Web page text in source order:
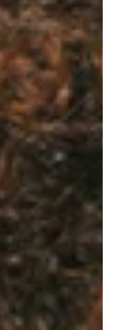
para curtir o frio nas montanhas